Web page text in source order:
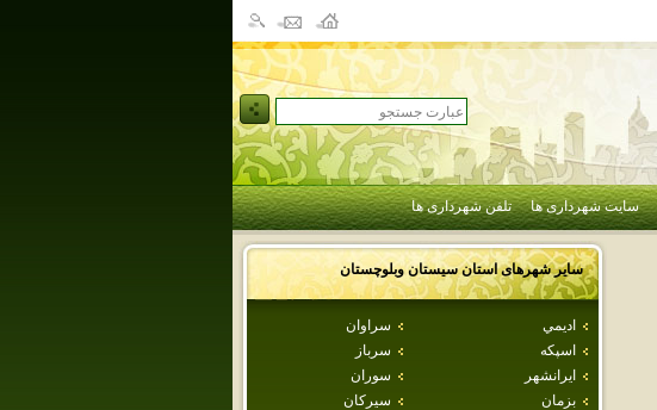
سایت شهرداری ها تلفن شهرداری ها
سایر شهرهای استانسيستان وبلوچستان
اديمي
سراوان
اسپكه
سرباز
ايرانشهر
سوران
بزمان
سيركان